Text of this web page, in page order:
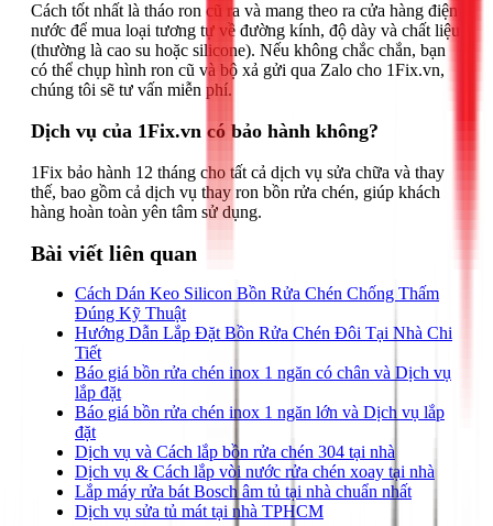
Cách tốt nhất là tháo ron cũ ra và mang theo ra cửa hàng điện
nước để mua loại tương tự về đường kính, độ dày và chất liệu
(thường là cao su hoặc silicone). Nếu không chắc chắn, bạn
có thể chụp hình ron cũ và bộ xả gửi qua Zalo cho 1Fix.vn,
chúng tôi sẽ tư vấn miễn phí.
Dịch vụ của 1Fix.vn có bảo hành không?
1Fix bảo hành 12 tháng cho tất cả dịch vụ sửa chữa và thay
thế, bao gồm cả dịch vụ thay ron bồn rửa chén, giúp khách
hàng hoàn toàn yên tâm sử dụng.
Bài viết liên quan
Cách Dán Keo Silicon Bồn Rửa Chén Chống Thấm
Đúng Kỹ Thuật
Hướng Dẫn Lắp Đặt Bồn Rửa Chén Đôi Tại Nhà Chi
Tiết
Báo giá bồn rửa chén inox 1 ngăn có chân và Dịch vụ
lắp đặt
Báo giá bồn rửa chén inox 1 ngăn lớn và Dịch vụ lắp
đặt
Dịch vụ và Cách lắp bồn rửa chén 304 tại nhà
Dịch vụ & Cách lắp vòi nước rửa chén xoay tại nhà
Lắp máy rửa bát Bosch âm tủ tại nhà chuẩn nhất
Dịch vụ sửa tủ mát tại nhà TPHCM